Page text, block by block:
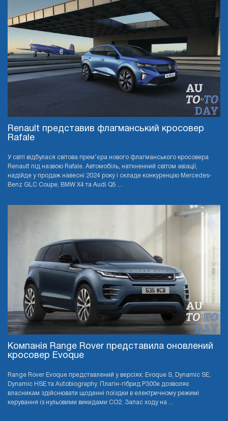
Renault представив флагманський кросовер
Rafale
У світі відбулася світова прем’єра нового флагманського кросовера
Renault під назвою Rafale. Автомобіль, натхненний світом авіації,
надійде у продаж навесні 2024 року і складе конкуренцію Mercedes-
Benz GLC Coupe, BMW X4 та Audi Q5 ...
Компанія Range Rover представила оновлений
кросовер Evoque
Range Rover Evoque представлений у версіях: Evoque S, Dynamic SE,
Dynamic HSE та Autobiography. Плагін-гібрид P300e дозволяє
власникам здійснювати щоденні поїздки в електричному режимі
керування із нульовими викидами CO2. Запас ходу на ...